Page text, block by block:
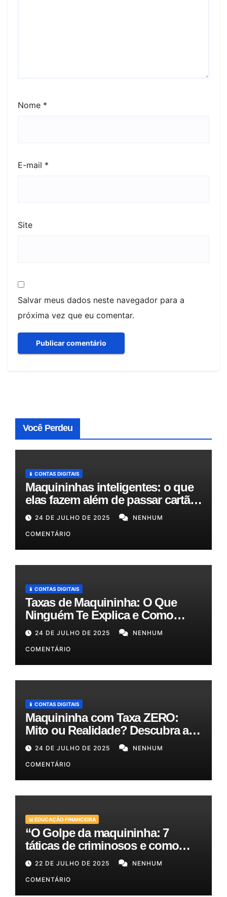
Nome *
E-mail *
Site
Salvar meus dados neste navegador para a
próxima vez que eu comentar.
Você Perdeu
📱 CONTAS DIGITAIS
Maquininhas inteligentes: o que
elas fazem além de passar cartão
e como podem otimizar sua
gestão!
24 DE JULHO DE 2025 NENHUM
COMENTÁRIO
📱 CONTAS DIGITAIS
Taxas de Maquininha: O Que
Ninguém Te Explica e Como
Reduzir Seus Custos em Até
50%!
24 DE JULHO DE 2025 NENHUM
COMENTÁRIO
📱 CONTAS DIGITAIS
Maquininha com Taxa ZERO:
Mito ou Realidade? Descubra as
Melhores Opções para o Seu
Bolso!
24 DE JULHO DE 2025 NENHUM
COMENTÁRIO
📊 EDUCAÇÃO FINANCEIRA
“O Golpe da maquininha: 7
táticas de criminosos e como
proteger seu dinheiro e seus
clientes!”
22 DE JULHO DE 2025 NENHUM
COMENTÁRIO